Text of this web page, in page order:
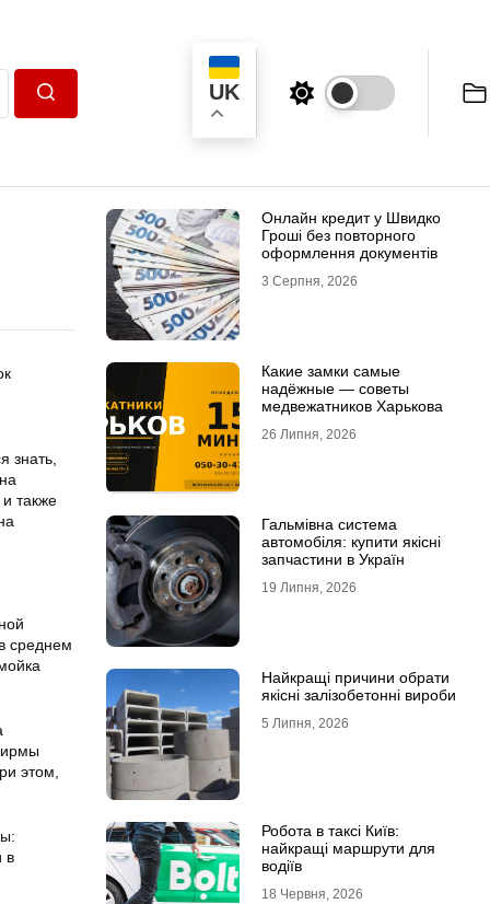
UK
знать,
также
среднем
этом,
в
Онлайн кредит у Швидко
Гроші без повторного
оформлення документів
3 Серпня, 2026
Какие замки самые
надёжные — советы
медвежатников Харькова
26 Липня, 2026
Гальмівна система
автомобіля: купити якісні
запчастини в Україн
19 Липня, 2026
Найкращі причини обрати
якісні залізобетонні вироби
5 Липня, 2026
Робота в таксі Київ:
найкращі маршрути для
водіїв
18 Червня, 2026